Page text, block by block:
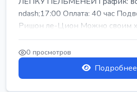
ndash;17:00 Оплата: 40 час
Ришон ле-Цион Можно своим
0 просмотров
Подробнее